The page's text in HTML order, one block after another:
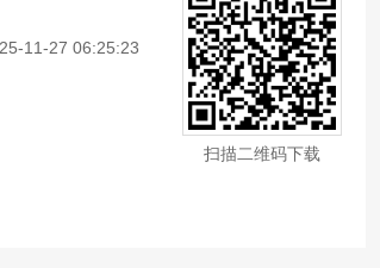
11-27 06:25:23
扫描二维码下载